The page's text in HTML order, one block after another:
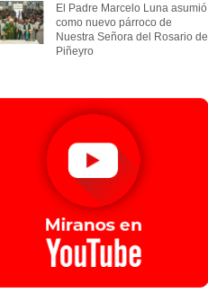
El Padre Marcelo Luna asumió
como nuevo párroco de
Nuestra Señora del Rosario de
Piñeyro